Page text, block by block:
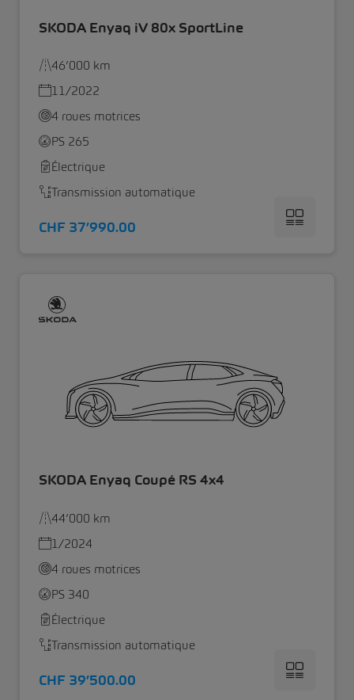
SKODA Enyaq iV 80x SportLine
46’000 km
11/2022
4 roues motrices
PS 265
Électrique
Transmission automatique
CHF 37’990.00
SKODA Enyaq Coupé RS 4x4
44’000 km
1/2024
4 roues motrices
PS 340
Électrique
Transmission automatique
CHF 39’500.00